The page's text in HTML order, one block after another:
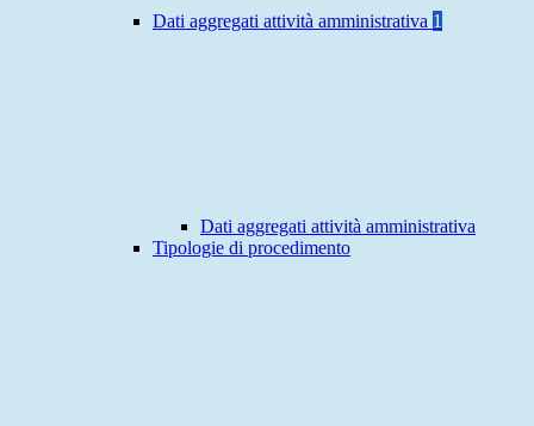
Dati aggregati attività amministrativa 1
Dati aggregati attività amministrativa
Tipologie di procedimento